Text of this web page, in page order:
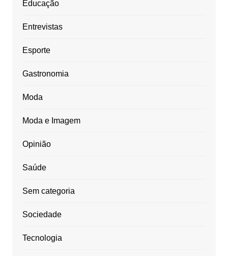
Educação
Entrevistas
Esporte
Gastronomia
Moda
Moda e Imagem
Opinião
Saúde
Sem categoria
Sociedade
Tecnologia